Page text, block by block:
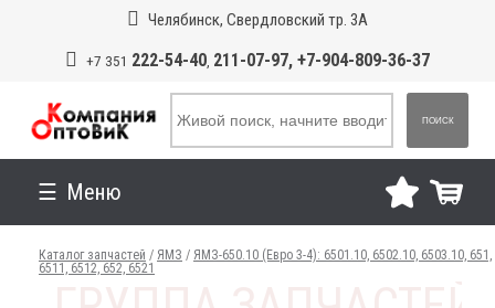
Челябинск, Свердловский тр. 3А
+7 351 222-54-40, 211-07-97, +7-904-809-36-37
ПОИСК
Меню
Каталог запчастей / ЯМЗ / ЯМЗ-650.10 (Евро 3-4): 6501.10, 6502.10, 6503.10, 651,
6511, 6512, 652, 6521